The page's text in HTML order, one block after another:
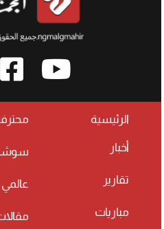
الرئيسية
أخبار
تقارير
مباريات
عالمي